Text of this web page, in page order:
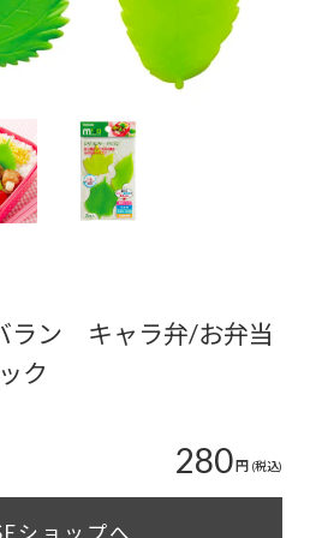
ラン キャラ弁/お弁当
ク
280円 (税込)
ショップへ